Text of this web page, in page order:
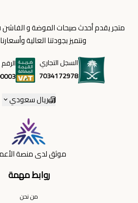
روابط مهمة
من نحن
متجر يقدم أحدث صيحات الموضة و الفاشن
ونتميز بجودتنا العالية
السجل التجاري
7034172978
ريال سعودي
موثق لدى منصة